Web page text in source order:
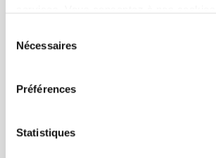
Nécessaires
Préférences
Statistiques